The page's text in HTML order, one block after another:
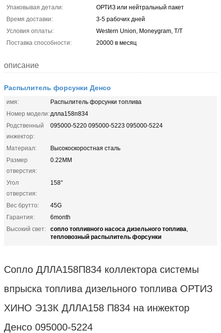
Упаковывая детали:
ОРТИЗ или нейтральный пакет
Время доставки:
3-5 рабочих дней
Условия оплаты:
Western Union, Moneygram, T/T
Поставка способности:
20000 в месяц
описание
Распылитель форсунки Денсо
имя:
Распылитель форсунки топлива
Номер модели:длла158п834
Родственный
инжектор:
095000-5220 095000-5223 095000-5224
Материал:
Высокоскоростная сталь
Размер
отверстия:
0.22MM
Угол
отверстия:
158°
Вес брутто:
45G
Гарантия:
6month
Высокий свет:
сопло топливного насоса дизельного топлива,
тепловозный распылитель форсунки
Сопло ДЛЛА158П834 коллектора системы
впрыска топлива дизельного топлива ОРТИЗ
ХИНО Э13К ДЛЛА158 П834 на инжектор
Денсо 095000-5224